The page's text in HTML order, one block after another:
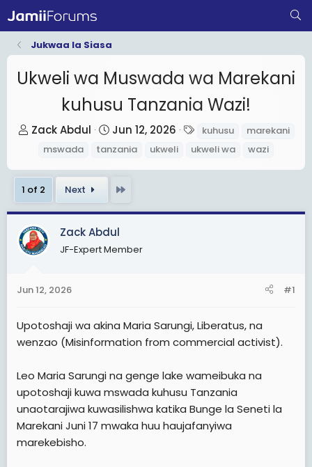
Jukwaa la Siasa
Ukweli wa Muswada wa Marekani
kuhusu Tanzania Wazi!
T
e
a
d
s
t
t
r
Zack Abdul
S
t
d
a
t
Jun 12, 2026
a
kuhusu
marekani
mswada
tanzania ukweli ukweli wa wazi
1 of 2 Next
Zack Abdul
JF-Expert Member
Jun 12, 2026 #1
Upotoshaji wa akina Maria Sarungi, Liberatus, na
wenzao (Misinformation from commercial activist).
Leo Maria Sarungi na genge lake wameibuka na
upotoshaji kuwa mswada kuhusu Tanzania
unaotarajiwa kuwasilishwa katika Bunge la Seneti la
Marekani Juni 17 mwaka huu haujafanyiwa
marekebisho.